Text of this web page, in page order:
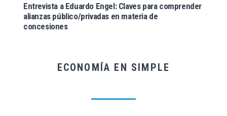
Entrevista a Eduardo Engel: Claves para comprender
alianzas público/privadas en materia de
concesiones
ECONOMÍA EN SIMPLE